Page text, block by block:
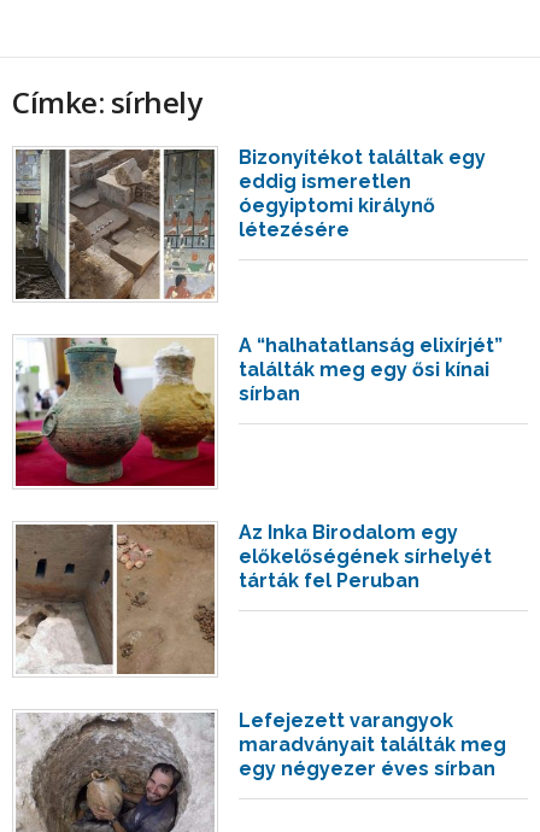
Címke: sírhely
Bizonyítékot találtak egy
eddig ismeretlen
óegyiptomi királynő
létezésére
A “halhatatlanság elixírjét”
találták meg egy ősi kínai
sírban
Az Inka Birodalom egy
előkelőségének sírhelyét
tárták fel Peruban
Lefejezett varangyok
maradványait találták meg
egy négyezer éves sírban